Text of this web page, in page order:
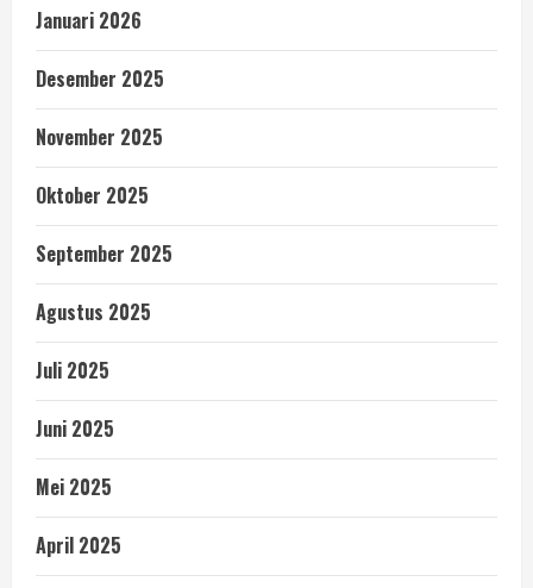
Januari 2026
Desember 2025
November 2025
Oktober 2025
September 2025
Agustus 2025
Juli 2025
Juni 2025
Mei 2025
April 2025